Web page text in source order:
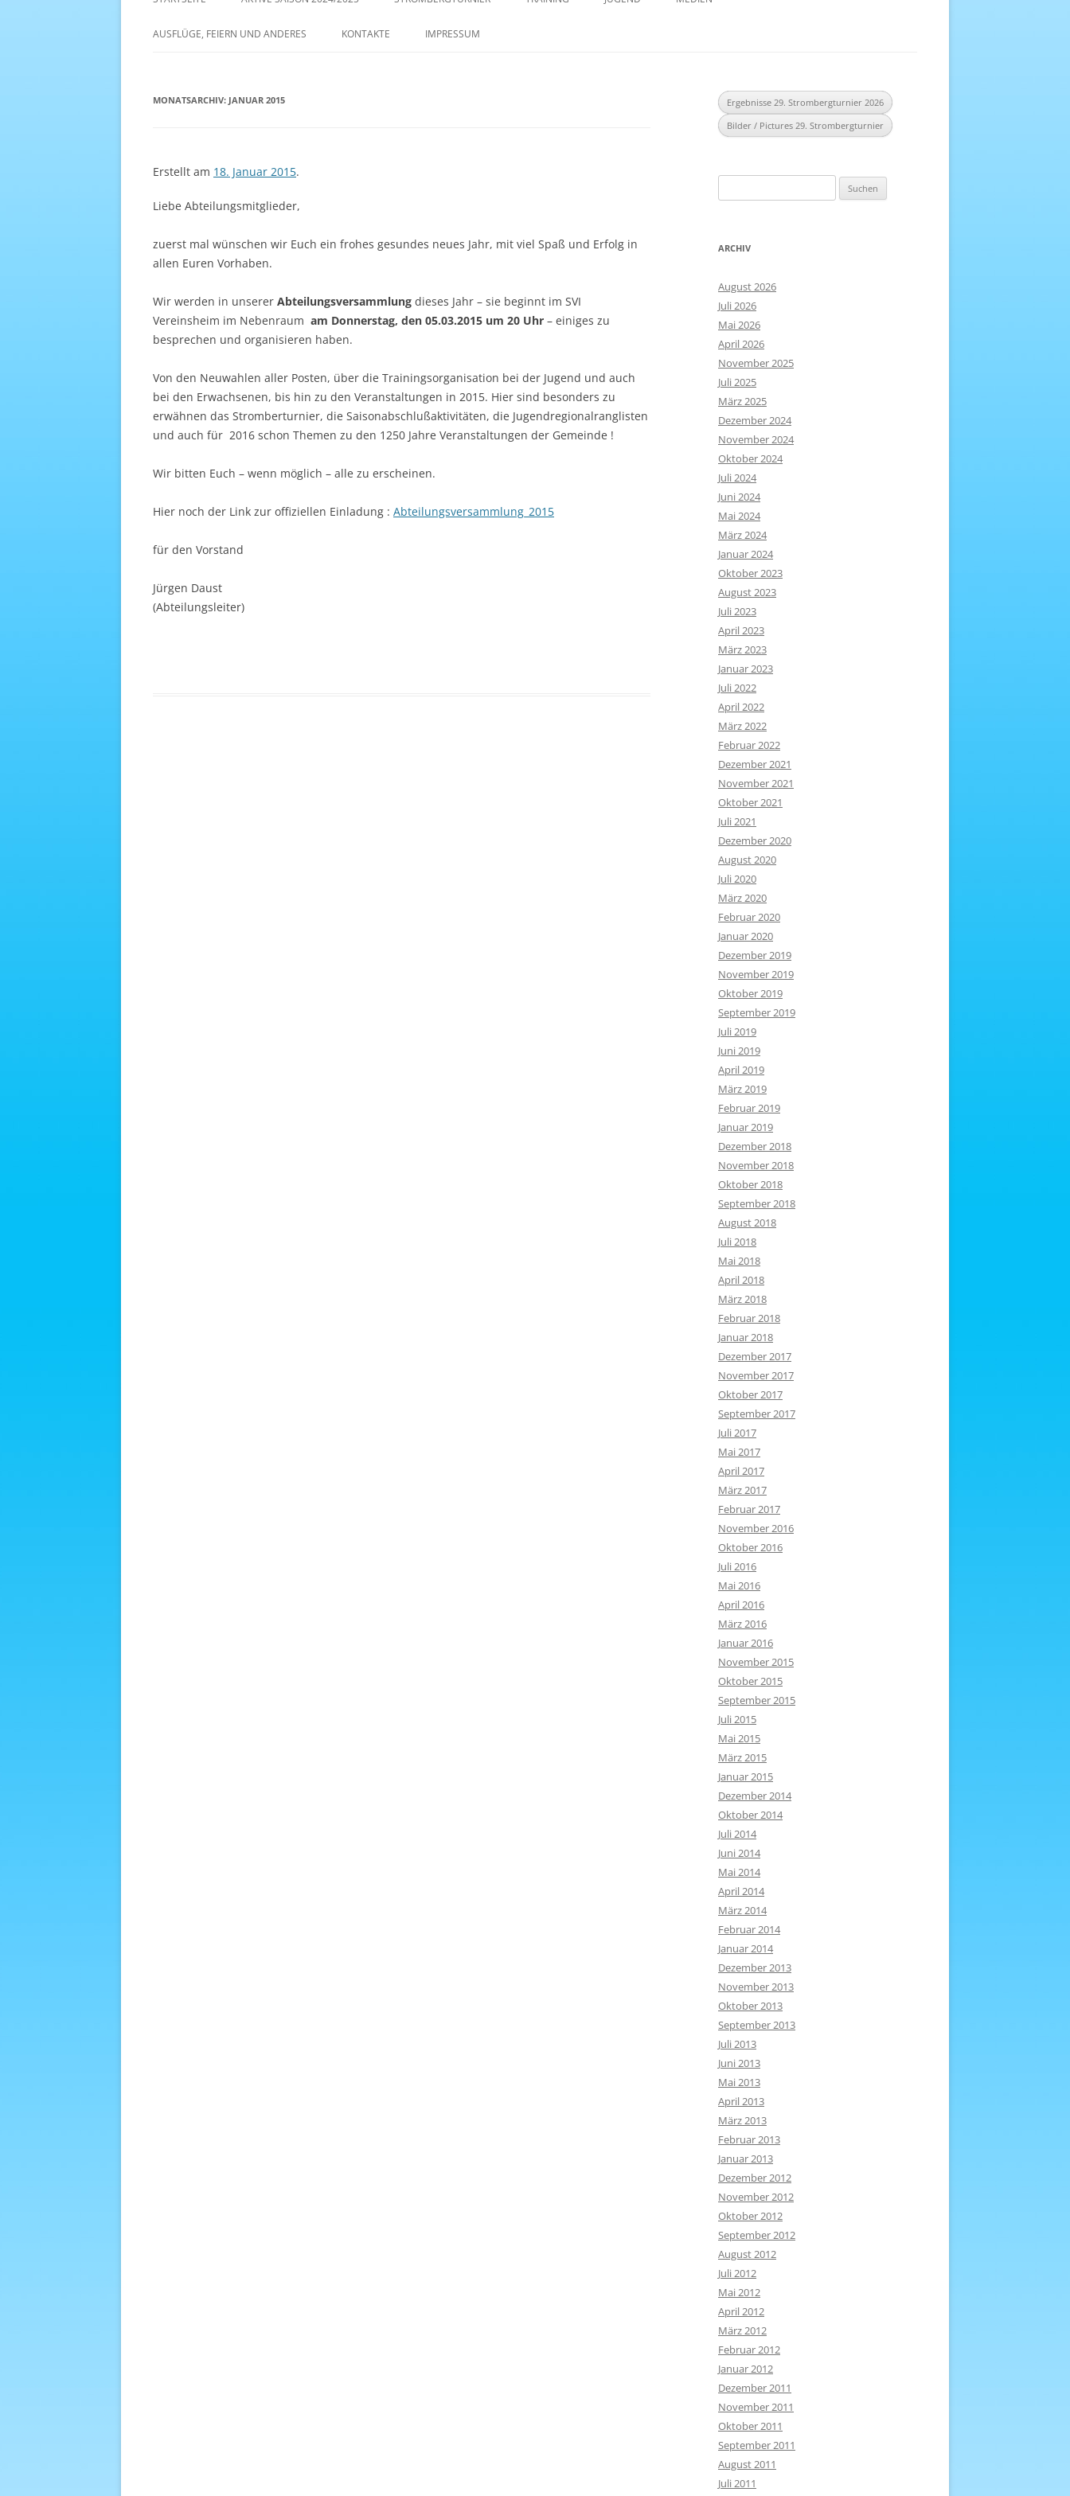
AKTIVE SAISON 2022/23
SAISON 2023 – MANNSCHAFTEN –
29. STROMBERGTURNIER 2026
AUSFLÜGE, FEIERN UND ANDERES KONTAKTE IMPRESSUM
MONATSARCHIV: JANUAR 2015
Erstellt am 18. Januar 2015.
Liebe Abteilungsmitglieder,
zuerst mal wünschen wir Euch ein frohes gesundes neues Jahr, mit viel Spaß und Erfolg in
allen Euren Vorhaben.
Wir werden in unserer Abteilungsversammlung dieses Jahr – sie beginnt im SVI
Vereinsheim im Nebenraum am Donnerstag, den 05.03.2015 um 20 Uhr – einiges zu
besprechen und organisieren haben.
Von den Neuwahlen aller Posten, über die Trainingsorganisation bei der Jugend und auch
bei den Erwachsenen, bis hin zu den Veranstaltungen in 2015. Hier sind besonders zu
erwähnen das Stromberturnier, die Saisonabschlußaktivitäten, die Jugendregionalranglisten
und auch für 2016 schon Themen zu den 1250 Jahre Veranstaltungen der Gemeinde !
Wir bitten Euch – wenn möglich – alle zu erscheinen.
Hier noch der Link zur offiziellen Einladung : Abteilungsversammlung_2015
für den Vorstand
Jürgen Daust
(Abteilungsleiter)
Ergebnisse 29. Strombergturnier 2026
Bilder / Pictures 29. Strombergturnier
nach:
ARCHIV
August 2026
Juli 2026
Mai 2026
April 2026
November 2025
Juli 2025
März 2025
Dezember 2024
November 2024
Oktober 2024
Juli 2024
Juni 2024
Mai 2024
März 2024
Januar 2024
Oktober 2023
August 2023
Juli 2023
April 2023
März 2023
Januar 2023
Juli 2022
April 2022
März 2022
Februar 2022
Dezember 2021
November 2021
Oktober 2021
Juli 2021
Dezember 2020
August 2020
Juli 2020
März 2020
Februar 2020
Januar 2020
Dezember 2019
November 2019
Oktober 2019
September 2019
Juli 2019
Juni 2019
April 2019
März 2019
Februar 2019
Januar 2019
Dezember 2018
November 2018
Oktober 2018
September 2018
August 2018
Juli 2018
Mai 2018
April 2018
März 2018
Februar 2018
Januar 2018
Dezember 2017
November 2017
Oktober 2017
September 2017
Juli 2017
Mai 2017
April 2017
März 2017
Februar 2017
November 2016
Oktober 2016
Juli 2016
Mai 2016
April 2016
März 2016
Januar 2016
November 2015
Oktober 2015
September 2015
Juli 2015
Mai 2015
März 2015
Januar 2015
Dezember 2014
Oktober 2014
Juli 2014
Juni 2014
Mai 2014
April 2014
März 2014
Februar 2014
Januar 2014
Dezember 2013
November 2013
Oktober 2013
September 2013
Juli 2013
Juni 2013
Mai 2013
April 2013
März 2013
Februar 2013
Januar 2013
Dezember 2012
November 2012
Oktober 2012
September 2012
August 2012
Juli 2012
Mai 2012
April 2012
März 2012
Februar 2012
Januar 2012
Dezember 2011
November 2011
Oktober 2011
September 2011
August 2011
Juli 2011